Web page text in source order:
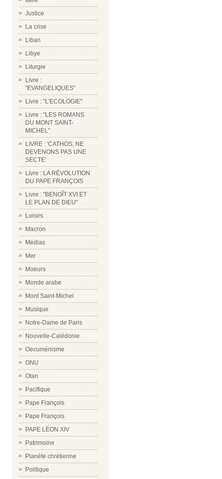
Justice
La crise
Liban
Libye
Liturgie
Livre :
"EVANGELIQUES"
Livre : "L'ECOLOGIE"
Livre : "LES ROMANS
DU MONT SAINT-
MICHEL"
LIVRE : 'CATHOS, NE
DEVENONS PAS UNE
SECTE'
Livre : LA RÉVOLUTION
DU PAPE FRANÇOIS
Livre : "BENOÎT XVI ET
LE PLAN DE DIEU"
Loisirs
Macron
Médias
Mer
Moeurs
Monde arabe
Mont Saint-Michel
Musique
Notre-Dame de Paris
Nouvelle-Calédonie
Oecuménisme
ONU
Otan
Pacifique
Pape François
Pape François
PAPE LÉON XIV
Patrimoine
Planète chrétienne
Politique